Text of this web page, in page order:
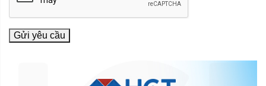
Gửi yêu cầu